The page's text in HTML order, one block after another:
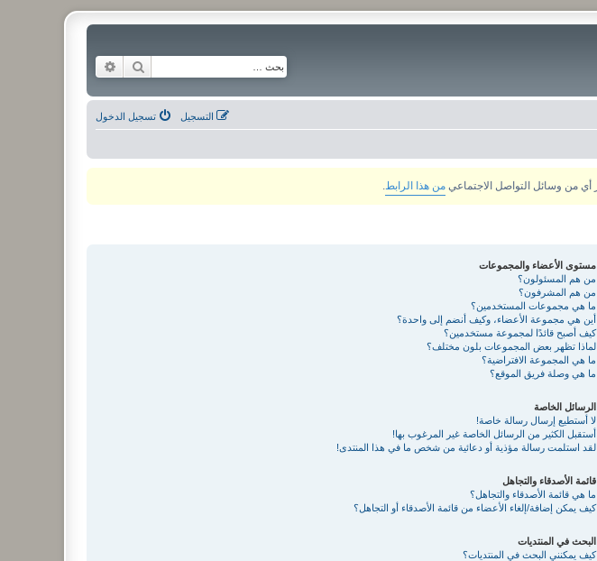
بحث
تسجيل الدخول التسجيل
من هذا الرابط
مستوى الأعضاء والمجموعات
من هم المسئولون؟
من هم المشرفون؟
ما هي مجموعات المستخدمين؟
أين هي مجموعة الأعضاء، وكيف أنضم إلى واحدة؟
كيف أصبح قائدًا لمجموعة مستخدمين؟
لماذا تظهر بعض المجموعات بلون مختلف؟
ما هي المجموعة الافتراضية؟
ما هي وصلة فريق الموقع؟
الرسائل الخاصة
لا أستطيع إرسال رسالة خاصة!
أستقبل الكثير من الرسائل الخاصة غير المرغوب بها!
لقد استلمت رسالة مؤذية أو دعائية من شخص ما في هذا المنتدى!
قائمة الأصدقاء والتجاهل
ما هي قائمة الأصدقاء والتجاهل؟
كيف يمكن إضافة/إلغاء الأعضاء من قائمة الأصدقاء أو التجاهل؟
البحث في المنتديات
كيف يمكنني البحث في المنتديات؟